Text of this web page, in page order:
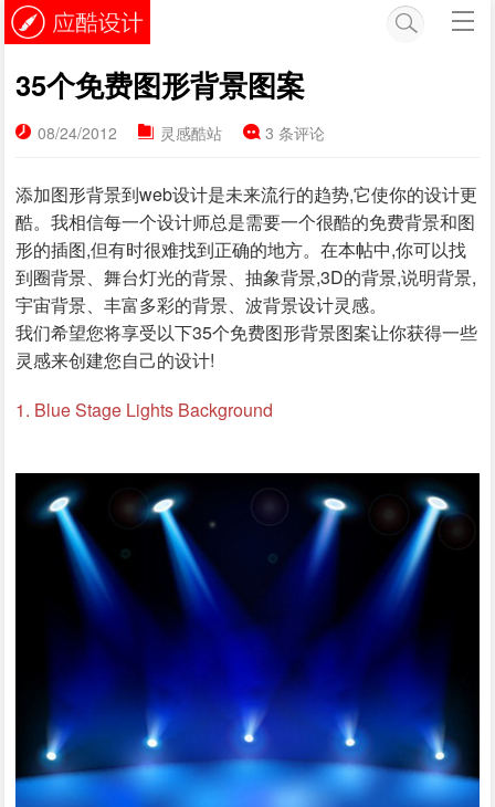
35个免费图形背景图案
08/24/2012 灵感酷站 3 条评论
添加图形背景到web设计是未来流行的趋势,它使你的设计更
酷。我相信每一个设计师总是需要一个很酷的免费背景和图
形的插图,但有时很难找到正确的地方。在本帖中,你可以找
到圈背景、舞台灯光的背景、抽象背景,3D的背景,说明背景,
宇宙背景、丰富多彩的背景、波背景设计灵感。
我们希望您将享受以下35个免费图形背景图案让你获得一些
灵感来创建您自己的设计!
1. Blue Stage Lights Background